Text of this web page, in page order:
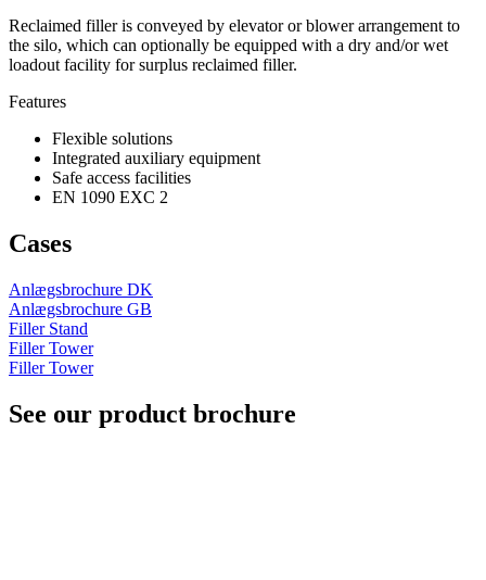
Reclaimed filler is conveyed by elevator or blower arrangement to
the silo, which can optionally be equipped with a dry and/or wet
loadout facility for surplus reclaimed filler.
Features
Flexible solutions
Integrated auxiliary equipment
Safe access facilities
EN 1090 EXC 2
Cases
Anlægsbrochure DK
Anlægsbrochure GB
Filler Stand
Filler Tower
Filler Tower
See our product brochure